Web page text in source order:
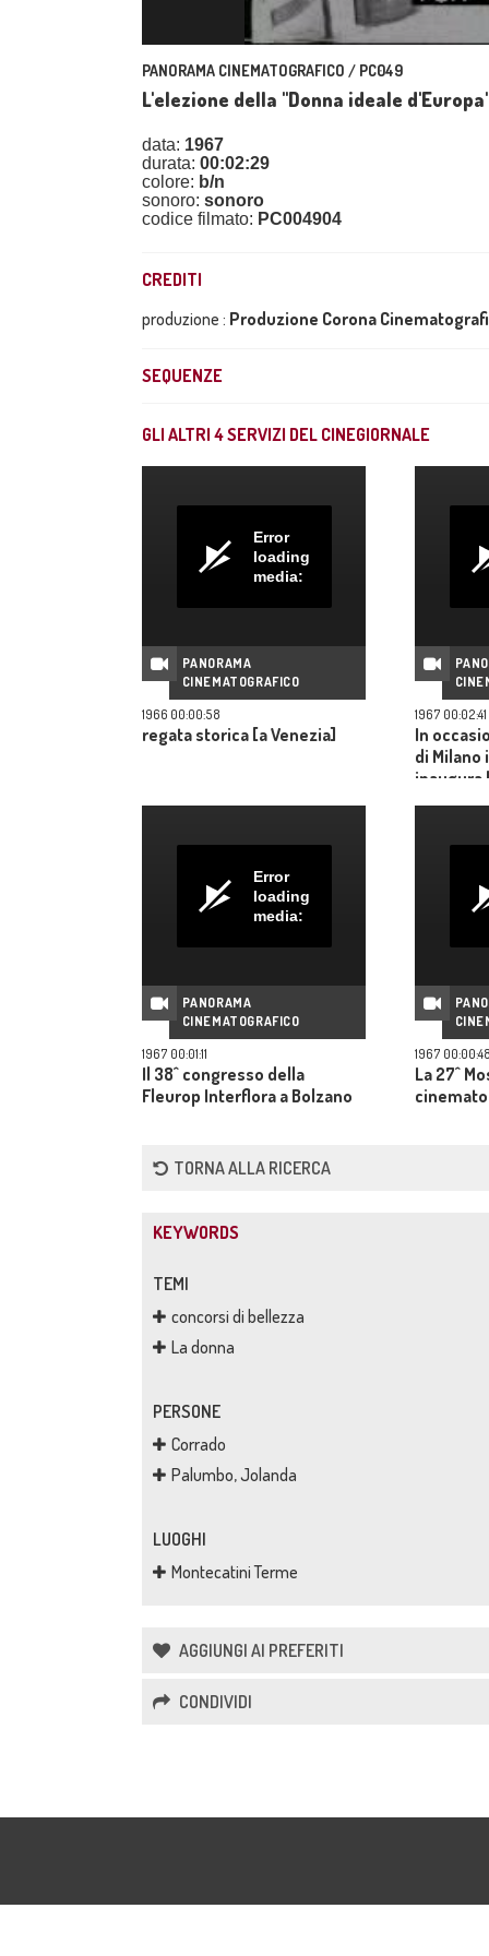
PANORAMA CINEMATOGRAFICO / PC049
L'elezione della "Donna ideale
data: 1967
durata: 00:02:29
colore: b/n
sonoro: sonoro
codice filmato: PC004904
CREDITI
produzione : Produzione Corona
SEQUENZE
GLI ALTRI 4SERVIZI DEL CINEGIORNALE
Error
loading
media:
PANORAMA
CINEMATOGRAFICO
1966 00:00:58
regata storica [a Venezia]
1967 00:02:41
In
di
inaugura
Error
loading
media:
PANORAMA
CINEMATOGRAFICO
1967 00:01:11
Il 38^ congresso della
Fleurop Interflora a Bolzano
1967
La 27^
TORNA ALLA RICERCA
KEYWORDS
TEMI
concorsi di bellezza
La donna
PERSONE
Corrado
Palumbo, Jolanda
LUOGHI
Montecatini Terme
AGGIUNGI AI PREFERITI
CONDIVIDI